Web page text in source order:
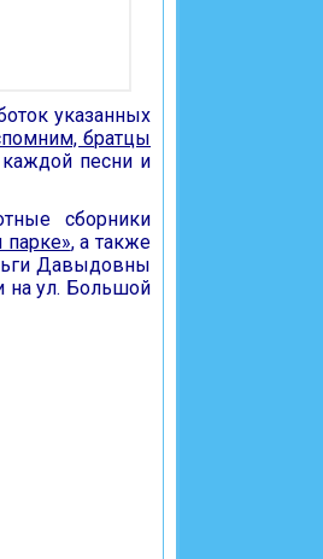
указанных
братцы
песни и
сборники
парке», а также
Давыдовны
на ул. Большой